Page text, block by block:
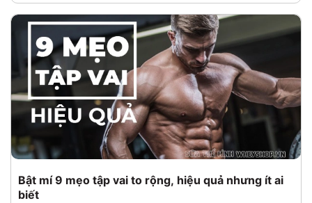
Bật mí 9 mẹo tập vai to rộng, hiệu quả nhưng ít ai
biết